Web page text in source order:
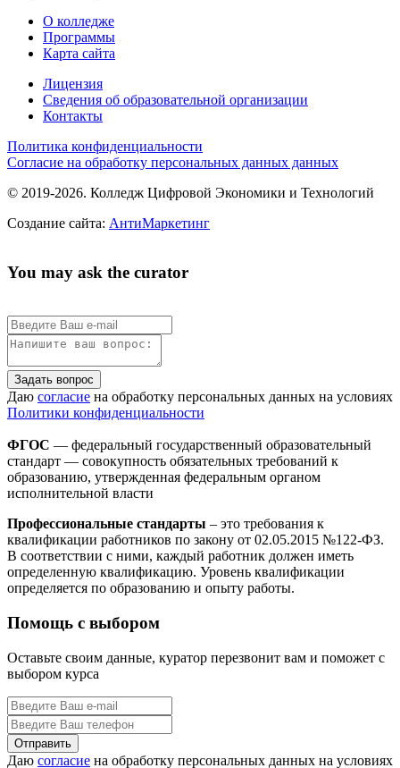
О колледже
Программы
Карта сайта
Лицензия
Сведения об образовательной организации
Контакты
Политика конфиденциальности
Согласие на обработку персональных данных данных
© 2019-2026. Колледж Цифровой Экономики и Технологий
Создание сайта: АнтиМаркетинг
You may ask the curator
Задать вопрос
Даю согласие на обработку персональных данных на условиях
Политики конфиденциальности
ФГОС — федеральный государственный образовательный
стандарт — совокупность обязательных требований к
образованию, утвержденная федеральным органом
исполнительной власти
Профессиональные стандарты – это требования к
квалификации работников по закону от 02.05.2015 №122-ФЗ.
В соответствии с ними, каждый работник должен иметь
определенную квалификацию. Уровень квалификации
определяется по образованию и опыту работы.
Помощь с выбором
Оставьте своим данные, куратор перезвонит вам и поможет с
выбором курса
Даю согласие на обработку персональных данных на условиях